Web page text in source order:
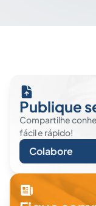
Publique
Compartilhe
fácil e rápido!
Colabore